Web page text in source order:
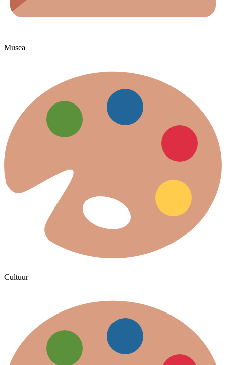
Musea
Cultuur